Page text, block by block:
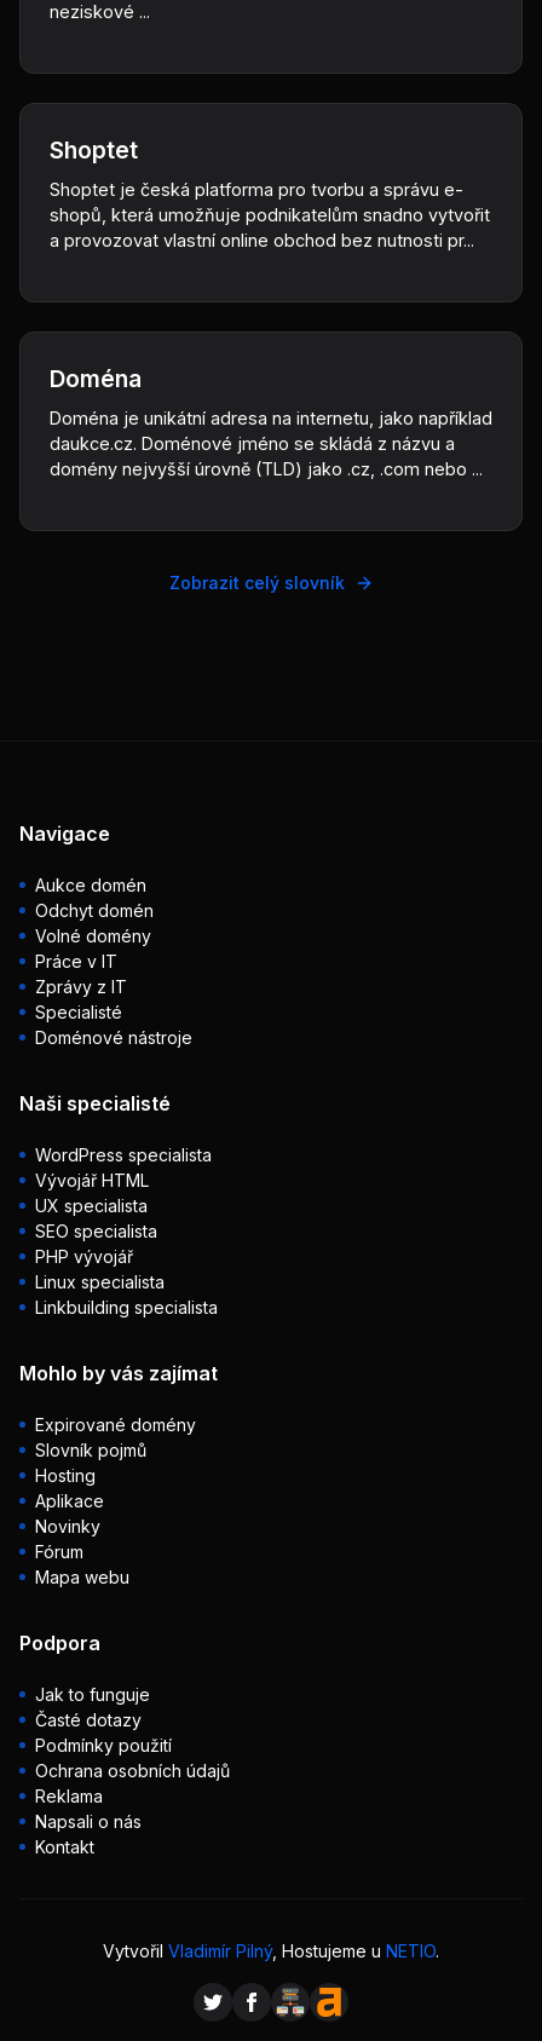
neziskové ...
Shoptet
Shoptet je česká platforma pro tvorbu a správu e-
shopů, která umožňuje podnikatelům snadno vytvořit
a provozovat vlastní online obchod bez nutnosti pr...
Doména
Doména je unikátní adresa na internetu, jako například
daukce.cz. Doménové jméno se skládá z názvu a
domény nejvyšší úrovně (TLD) jako .cz, .com nebo ...
Zobrazit celý slovník
Navigace
Aukce domén
Odchyt domén
Volné domény
Práce v IT
Zprávy z IT
Specialisté
Doménové nástroje
Naši specialisté
WordPress specialista
Vývojář HTML
UX specialista
SEO specialista
PHP vývojář
Linux specialista
Linkbuilding specialista
Mohlo by vás zajímat
Expirované domény
Slovník pojmů
Hosting
Aplikace
Novinky
Fórum
Mapa webu
Podpora
Jak to funguje
Časté dotazy
Podmínky použití
Ochrana osobních údajů
Reklama
Napsali o nás
Kontakt
Vytvořil Vladimír Pilný, Hostujeme u NETIO.